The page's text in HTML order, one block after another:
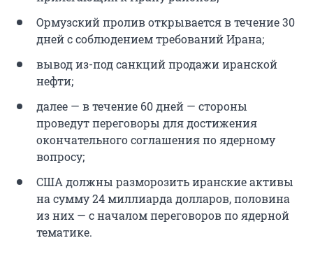
Ормузский пролив открывается в течение 30
дней с соблюдением требований Ирана;
вывод из-под санкций продажи иранской
нефти;
далее — в течение 60 дней — стороны
проведут переговоры для достижения
окончательного соглашения по ядерному
вопросу;
США должны разморозить иранские активы
на сумму 24 миллиарда долларов, половина
из них — с началом переговоров по ядерной
тематике.